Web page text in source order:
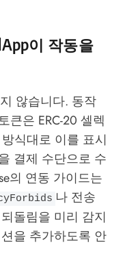
이 작동을
않습니다. 동작
큰은 ERC-20 셀렉
식대로 이를 표시
결제 수단으로 수
의 연동 가이드는
나 전송
돌림을 미리 감지
을 추가하도록 안